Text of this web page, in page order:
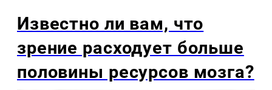
Известно ли вам, что
зрение расходует больше
половины ресурсов мозга?